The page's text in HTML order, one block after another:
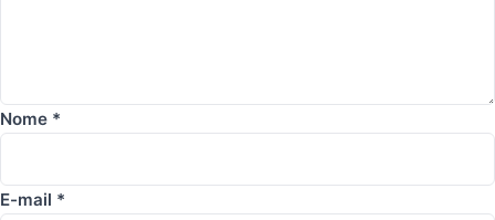
Nome *
E-mail *